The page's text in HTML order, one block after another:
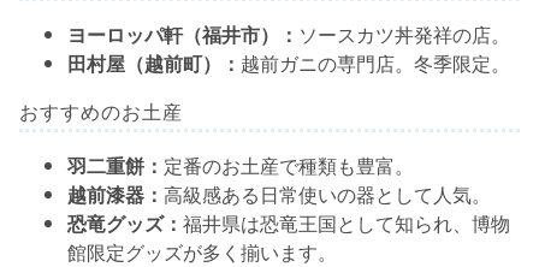
ヨーロッパ軒（福井市）： ソースカツ丼発祥の店。
田村屋（越前町）： 越前ガニの専門店。冬季限定。
おすすめのお土産
羽二重餅： 定番のお土産で種類も豊富。
越前漆器： 高級感ある日常使いの器として人気。
恐竜グッズ： 福井県は恐竜王国として知られ、博物
館限定グッズが多く揃います。